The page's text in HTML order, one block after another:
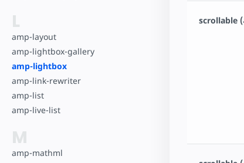
L
amp-layout
amp-lightbox-gallery
amp-lightbox
amp-link-rewriter
amp-list
amp-live-list
M
amp-mathml